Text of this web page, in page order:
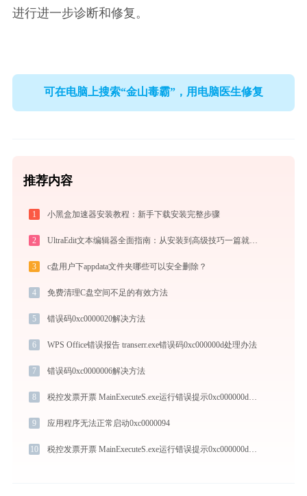
进行进一步诊断和修复。
可在电脑上搜索“金山毒霸”，用电脑医生修复
推荐内容
1 小黑盒加速器安装教程：新手下载安装完整步骤
2 UltraEdit文本编辑器全面指南：从安装到高级技巧一篇就够（附快捷键大全）
3 c盘用户下appdata文件夹哪些可以安全删除？
4 免费清理C盘空间不足的有效方法
5 错误码0xc0000020解决方法
6 WPS Office错误报告 transerr.exe错误码0xc000000d处理办法
7 错误码0xc0000006解决方法
8 税控发票开票 MainExecuteS.exe运行错误提示0xc000000d的解决办法
9 应用程序无法正常启动0xc0000094
10 税控发票开票 MainExecuteS.exe运行错误提示0xc000000d的解决办法